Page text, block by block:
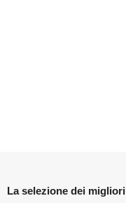
La selezione dei migliori